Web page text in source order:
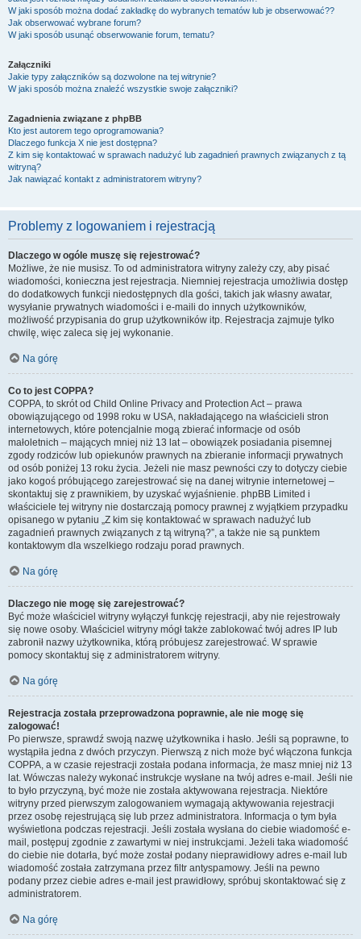
W jaki sposób można dodać zakładkę do wybranych tematów lub je obserwować??
Jak obserwować wybrane forum?
W jaki sposób usunąć obserwowanie forum, tematu?
Załączniki
Jakie typy załączników są dozwolone na tej witrynie?
W jaki sposób można znaleźć wszystkie swoje załączniki?
Zagadnienia związane z phpBB
Kto jest autorem tego oprogramowania?
Dlaczego funkcja X nie jest dostępna?
Z kim się kontaktować w sprawach nadużyć lub zagadnień prawnych związanych z tą
witryną?
Jak nawiązać kontakt z administratorem witryny?
Problemy z logowaniem i rejestracją
Dlaczego w ogóle muszę się rejestrować?
Możliwe, że nie musisz. To od administratora witryny zależy czy, aby pisać
wiadomości, konieczna jest rejestracja. Niemniej rejestracja umożliwia dostęp
do dodatkowych funkcji niedostępnych dla gości, takich jak własny awatar,
wysyłanie prywatnych wiadomości i e-maili do innych użytkowników,
możliwość przypisania do grup użytkowników itp. Rejestracja zajmuje tylko
chwilę, więc zaleca się jej wykonanie.
Na górę
Co to jest COPPA?
COPPA, to skrót od Child Online Privacy and Protection Act – prawa
obowiązującego od 1998 roku w USA, nakładającego na właścicieli stron
internetowych, które potencjalnie mogą zbierać informacje od osób
małoletnich – mających mniej niż 13 lat – obowiązek posiadania pisemnej
zgody rodziców lub opiekunów prawnych na zbieranie informacji prywatnych
od osób poniżej 13 roku życia. Jeżeli nie masz pewności czy to dotyczy ciebie
jako kogoś próbującego zarejestrować się na danej witrynie internetowej –
skontaktuj się z prawnikiem, by uzyskać wyjaśnienie. phpBB Limited i
właściciele tej witryny nie dostarczają pomocy prawnej z wyjątkiem przypadku
opisanego w pytaniu „Z kim się kontaktować w sprawach nadużyć lub
zagadnień prawnych związanych z tą witryną?”, a także nie są punktem
kontaktowym dla wszelkiego rodzaju porad prawnych.
Na górę
Dlaczego nie mogę się zarejestrować?
Być może właściciel witryny wyłączył funkcję rejestracji, aby nie rejestrowały
się nowe osoby. Właściciel witryny mógł także zablokować twój adres IP lub
zabronił nazwy użytkownika, którą próbujesz zarejestrować. W sprawie
pomocy skontaktuj się z administratorem witryny.
Na górę
Rejestracja została przeprowadzona poprawnie, ale nie mogę się
zalogować!
Po pierwsze, sprawdź swoją nazwę użytkownika i hasło. Jeśli są poprawne, to
wystąpiła jedna z dwóch przyczyn. Pierwszą z nich może być włączona funkcja
COPPA, a w czasie rejestracji została podana informacja, że masz mniej niż 13
lat. Wówczas należy wykonać instrukcje wysłane na twój adres e-mail. Jeśli nie
to było przyczyną, być może nie została aktywowana rejestracja. Niektóre
witryny przed pierwszym zalogowaniem wymagają aktywowania rejestracji
przez osobę rejestrującą się lub przez administratora. Informacja o tym była
wyświetlona podczas rejestracji. Jeśli została wysłana do ciebie wiadomość e-
mail, postępuj zgodnie z zawartymi w niej instrukcjami. Jeżeli taka wiadomość
do ciebie nie dotarła, być może został podany nieprawidłowy adres e-mail lub
wiadomość została zatrzymana przez filtr antyspamowy. Jeśli na pewno
podany przez ciebie adres e-mail jest prawidłowy, spróbuj skontaktować się z
administratorem.
Na górę